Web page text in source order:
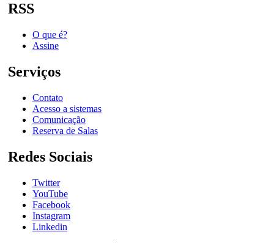
RSS
O que é?
Assine
Serviços
Contato
Acesso a sistemas
Comunicação
Reserva de Salas
Redes Sociais
Twitter
YouTube
Facebook
Instagram
Linkedin